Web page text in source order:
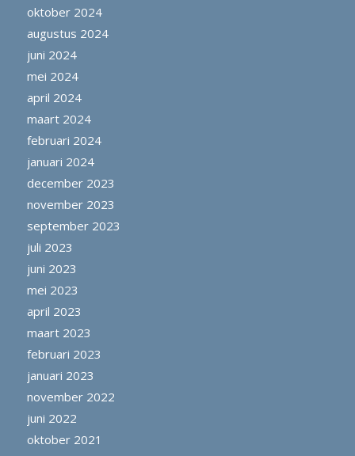
oktober 2024
augustus 2024
juni 2024
mei 2024
april 2024
maart 2024
februari 2024
januari 2024
december 2023
november 2023
september 2023
juli 2023
juni 2023
mei 2023
april 2023
maart 2023
februari 2023
januari 2023
november 2022
juni 2022
oktober 2021